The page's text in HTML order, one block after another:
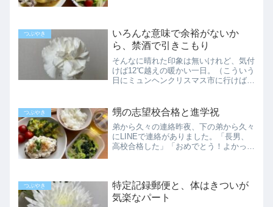
給与所得が65...
つぶやき
いろんな意味で余裕がないか
ら、禁酒で引きこもり
そんなに晴れた印象は無いけれど、気付
けば12℃越えの暖かい一日。（こういう
日にミュンヘンクリスマス市に行けばよ
イベントに思いを馳せます。コスパとタ
イパと両方と特設サイト...
つぶやき 甥の志望校合格と進学祝
弟から久々の連絡昨夜、下の弟から久々
にLINEで連絡がありました。「長男、
高校合格した」「おめでとう！よかった
似なくて良かったわ」「い...
つぶやき
特定記録郵便と、体はきついが
気楽なパート